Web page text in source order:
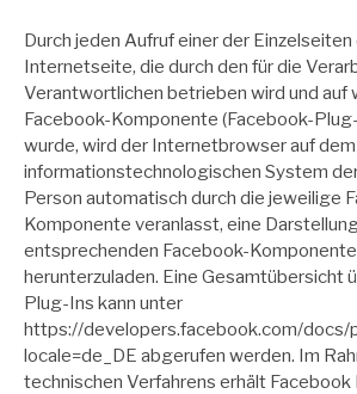
Durch jeden Aufruf einer der
Internetseite, die durch den für die
Verantwortlichen betrieben wird und auf
Facebook-Komponente (Facebook-
wurde, wird der Internetbrowser auf dem
informationstechnologischen System
Person automatisch durch die jeweilige
Komponente veranlasst, eine
entsprechenden Facebook-
herunterzuladen. Eine Gesamtübersicht
Plug-Ins kann unter
https://developers.facebook.com/docs/
locale=de_DE abgerufen werden. Im
technischen Verfahrens erhält Facebook